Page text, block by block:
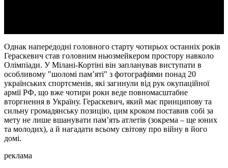
Однак напередодні головного старту чотирьох останніх років
Гераскевич став головним ньюзмейкером простору навколо
Олімпіади. У Мілані-Кортіні він запланував виступати в
особливому "шоломі пам’яті" з фотографіями понад 20
українських спортсменів, які загинули від рук окупаційної
армії РФ, що вже чотири роки веде повномасштабне
вторгнення в Україну. Гераскевич, який має принципову та
сильну громадянську позицію, цим кроком поставив собі за
мету не лише вшанувати пам’ять атлетів (зокрема – ще юних
та молодих), а й нагадати всьому світову про війну в його
домі.
реклама